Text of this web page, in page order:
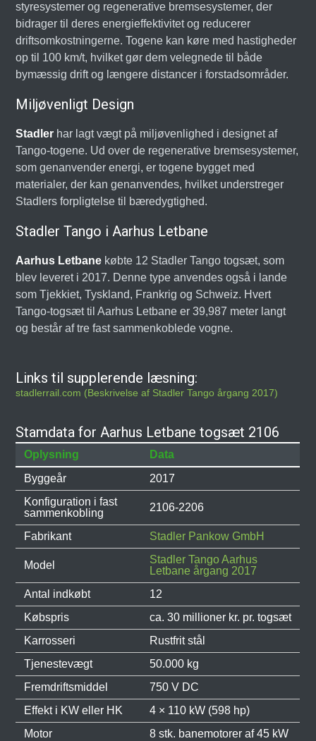
styresystemer og regenerative bremsesystemer, der
bidrager til deres energieffektivitet og reducerer
driftsomkostningerne. Togene kan køre med hastigheder
op til 100 km/t, hvilket gør dem velegnede til både
bymæssig drift og længere distancer i forstadsområder.
Miljøvenligt Design
Stadler har lagt vægt på miljøvenlighed i designet af
Tango-togene. Ud over de regenerative bremsesystemer,
som genanvender energi, er togene bygget med
materialer, der kan genanvendes, hvilket understreger
Stadlers forpligtelse til bæredygtighed.
Stadler Tango i Aarhus Letbane
Aarhus Letbane købte 12 Stadler Tango togsæt, som
blev leveret i 2017. Denne type anvendes også i lande
som Tjekkiet, Tyskland, Frankrig og Schweiz. Hvert
Tango-togsæt til Aarhus Letbane er 39,987 meter langt
og består af tre fast sammenkoblede vogne.
Links til supplerende læsning:
stadlerrail.com (Beskrivelse af Stadler Tango årgang 2017)
Stamdata for Aarhus Letbane togsæt 2106
Oplysning
Data
Byggeår
2017
Konfiguration i fast
sammenkobling
2106-2206
Fabrikant Stadler Pankow GmbH
Model
Stadler Tango Aarhus
Letbane årgang 2017
Antal indkøbt
12
Købspris
ca. 30 millioner kr. pr. togsæt
Karrosseri
Rustfrit stål
Tjenestevægt
50.000 kg
Fremdriftsmiddel
750 V DC
Effekt i KW eller HK
4 × 110 kW (598 hp)
Motor
8 stk. banemotorer af 45 kW